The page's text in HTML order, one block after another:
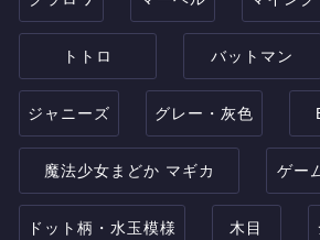
トトロ バットマン
ジャニーズ グレー・灰色
魔法少女まどか マギカ ゲー
ドット柄・水玉模様 木目